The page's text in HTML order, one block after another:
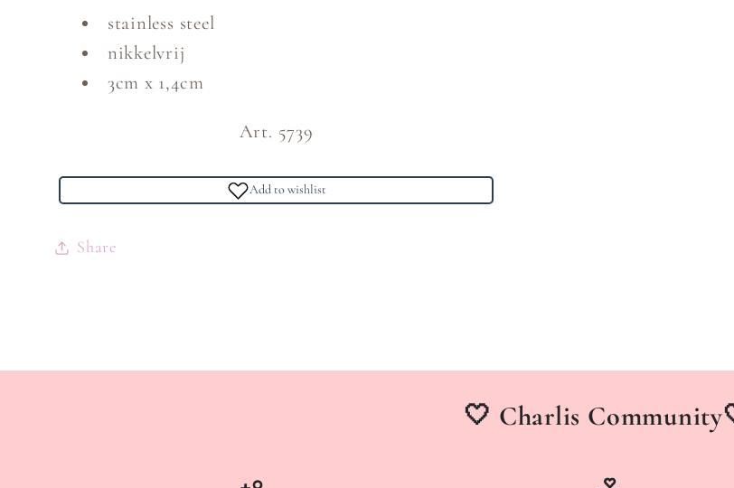
stainless steel
nikkelvrij
3cm x 1,4cm
Art. 5739
Add to wishlist
Share
🤍 Charlis